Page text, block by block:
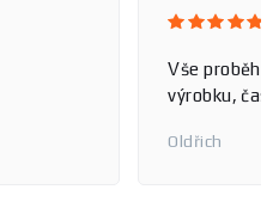
Vše
výrobku, čas
Oldřich